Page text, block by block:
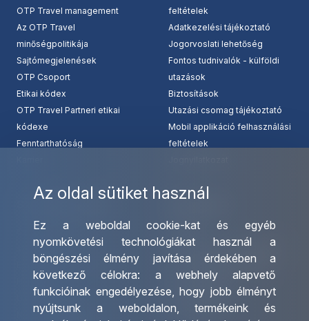
Az oldal sütiket használ
Ez a weboldal cookie-kat és egyéb
nyomkövetési technológiákat használ a
böngészési élmény javítása érdekében a
következő célokra: a webhely alapvető
funkcióinak engedélyezése, hogy jobb élményt
nyújtsunk a weboldalon,termékeink és
OTP Travel management
Az OTP Travel
minőségpolitikája
Sajtómegjelenések
OTP Csoport
Etikai kódex
OTP Travel Partneri etikai
kódexe
Fenntarthatóság
feltételek
Adatkezelési tájékoztató
Jogorvoslati lehetőség
Fontos tudnivalók - külföldi
utazások
Biztosítások
Utazási csomag tájékoztató
Mobil applikáció felhasználási
feltételek
Csoportos utazások
szervezése
Egyéni utak szervezése
Hajóutak
Üzleti utaztatás
Nemzetközi tanár és
Irodáink
Utazásszervező partnereink
Viszonteladó Partnereink
Partnereinknek
Utazási kérdőív
Impresszum